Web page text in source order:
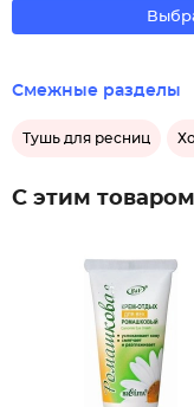
Смежные разделы
Тушь для ресниц
С этим